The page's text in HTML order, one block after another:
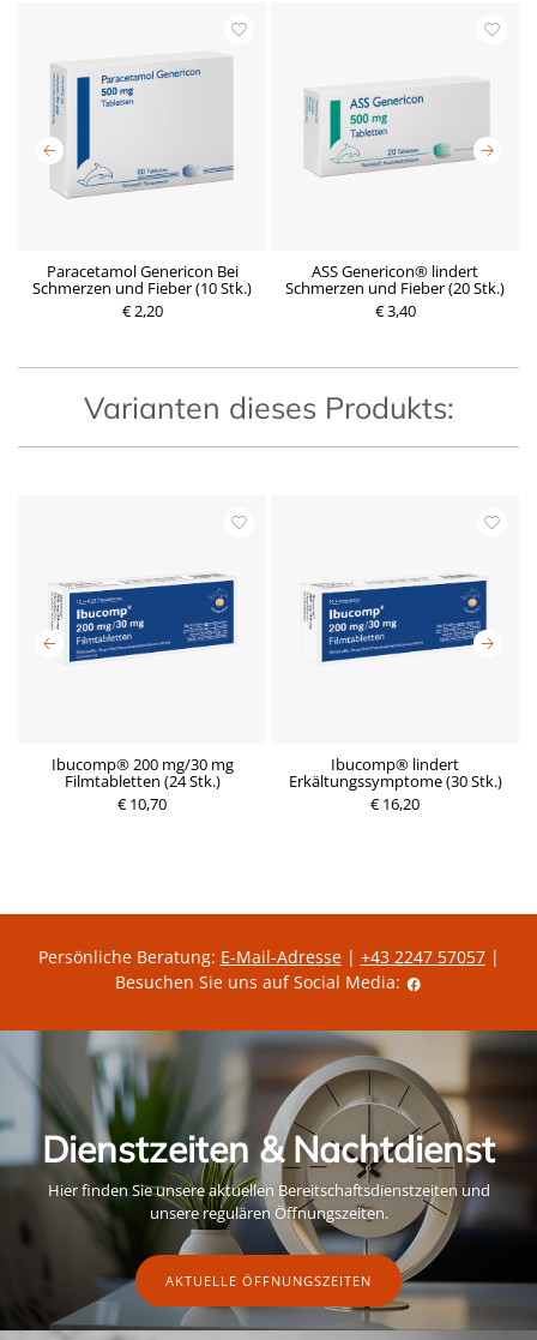
Paracetamol Genericon Bei
Schmerzen und Fieber (10 Stk.)
€ 2,20
ASS Genericon® lindert
Schmerzen und Fieber (20 Stk.)
€ 3,40
Varianten dieses Produkts:
Ibucomp® 200 mg/30 mg
Filmtabletten (24 Stk.)
€ 10,70
Ibucomp® lindert
Erkältungssymptome (30 Stk.)
€ 16,20
Persönliche Beratung: E-Mail-Adresse| +43 2247 57057|
Besuchen Sie uns auf Social Media:
Dienstzeiten & Nachtdienst
Hier finden Sie unsere aktuellen Bereitschaftsdienstzeiten und
unsere regulären Öffnungszeiten.
AKTUELLE ÖFFNUNGSZEITEN